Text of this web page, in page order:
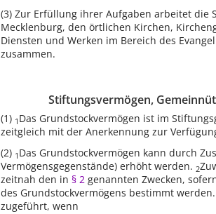
(3) Zur Erfüllung ihrer Aufgaben arbeitet die
Mecklenburg, den örtlichen Kirchen,
Diensten und Werken im Bereich des
zusammen.
Stiftungsvermögen,
(1) 1 Das Grundstockvermögen ist im
zeitgleich mit der Anerkennung zur
(2) 1 Das Grundstockvermögen kann durch
Vermögensgegenstände) erhöht werden. 2
zeitnah den in § 2 genannten Zwecken,
des Grundstockvermögens bestimmt
zugeführt, wenn